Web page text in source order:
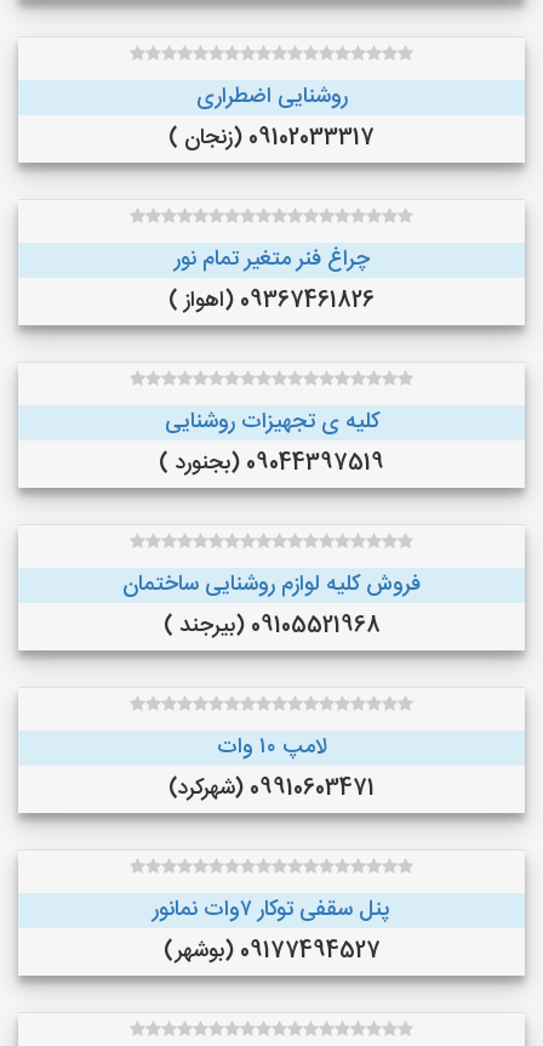
روشنایی اضطراری
09102033317 (زنجان )
چراغ فنر متغیر تمام نور
09367461826 (اهواز )
کلیه ی تجهیزات روشنایی
09044397519 (بجنورد )
فروش کلیه لوازم روشنایی ساختمان
09105521968 (بیرجند )
لامپ ۱۰ وات
09910603471 (شهرکرد)
پنل سقفی توکار ۷وات نمانور
09177494527 (بوشهر)